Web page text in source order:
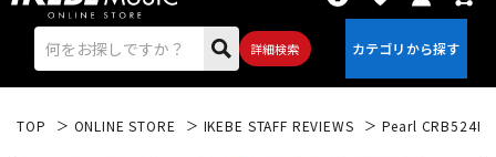
詳細検索
TOP ONLINE STORE IKEBE STAFF REVIEWS Pearl